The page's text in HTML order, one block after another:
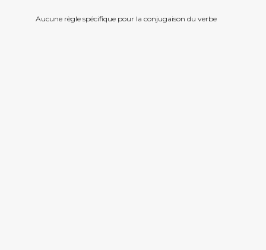
Aucune règle spécifique pour la conjugaison du verbe